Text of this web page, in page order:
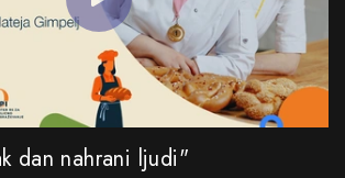
dan nahrani ljudi"